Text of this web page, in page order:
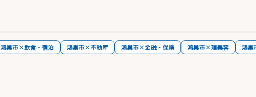
鴻巣市×飲食・宿泊 鴻巣市×不動産 鴻巣市×金融・保険 鴻巣市×理美容 鴻巣